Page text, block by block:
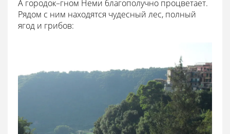
А городок–гном Неми благополучно процветает.
Рядом с ним находятся чудесный лес, полный
ягод и грибов: